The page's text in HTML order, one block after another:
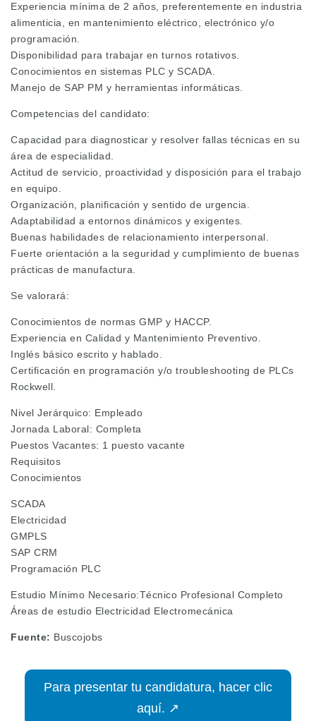
Experiencia mínima de 2 años, preferentemente en industria
alimenticia, en mantenimiento eléctrico, electrónico y/o
programación.
Disponibilidad para trabajar en turnos rotativos.
Conocimientos en sistemas PLC y SCADA.
Manejo de SAP PM y herramientas informáticas.
Competencias del candidato:
Capacidad para diagnosticar y resolver fallas técnicas en su
área de especialidad.
Actitud de servicio, proactividad y disposición para el trabajo
en equipo.
Organización, planificación y sentido de urgencia.
Adaptabilidad a entornos dinámicos y exigentes.
Buenas habilidades de relacionamiento interpersonal.
Fuerte orientación a la seguridad y cumplimiento de buenas
prácticas de manufactura.
Se valorará:
Conocimientos de normas GMP y HACCP.
Experiencia en Calidad y Mantenimiento Preventivo.
Inglés básico escrito y hablado.
Certificación en programación y/o troubleshooting de PLCs
Rockwell.
Nivel Jerárquico: Empleado
Jornada Laboral: Completa
Puestos Vacantes: 1 puesto vacante
Requisitos
Conocimientos
SCADA
Electricidad
GMPLS
SAP CRM
Programación PLC
Estudio Mínimo Necesario:Técnico Profesional Completo
Áreas de estudio Electricidad Electromecánica
Fuente: Buscojobs
Para presentar tu candidatura, hacer clic
aquí. ↗